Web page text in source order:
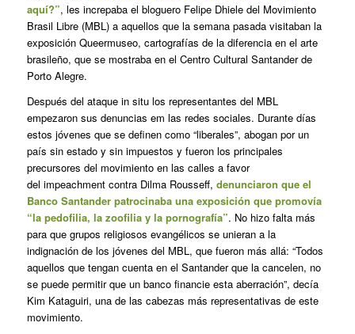
aquí?”, les increpaba el bloguero Felipe Dhiele del Movimiento
Brasil Libre (MBL) a aquellos que la semana pasada visitaban la
exposición Queermuseo, cartografías de la diferencia en el arte
brasileño, que se mostraba en el Centro Cultural Santander de
Porto Alegre.
Después del ataque in situ los representantes del MBL
empezaron sus denuncias em las redes sociales. Durante días
estos jóvenes que se definen como “liberales”, abogan por un
país sin estado y sin impuestos y fueron los principales
precursores del movimiento en las calles a favor
del impeachmentcontra Dilma Rousseff, denunciaron que el
Banco Santander patrocinaba una exposición que promovía
“la pedofilia, la zoofilia y la pornografía”. No hizo falta más
para que grupos religiosos evangélicos se unieran a la
indignación de los jóvenes del MBL, que fueron más allá: “Todos
aquellos que tengan cuenta en el Santander que la cancelen, no
se puede permitir que un banco financie esta aberración”, decía
Kim Kataguiri, una de las cabezas más representativas de este
movimiento.